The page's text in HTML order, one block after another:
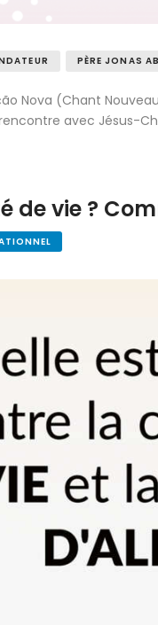
PÈRE JONAS
Nova (Chant
avec Jésus-
de vie ?